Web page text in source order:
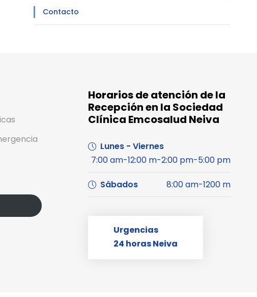
Contacto
Horarios de atención de la
Recepción en la Sociedad
Clínica Emcosalud Neiva
Lunes - Viernes
7:00 am-12:00 m-2:00 pm-5:00 pm
Sábados 8:00 am-1200 m
Urgencias
24 horas Neiva